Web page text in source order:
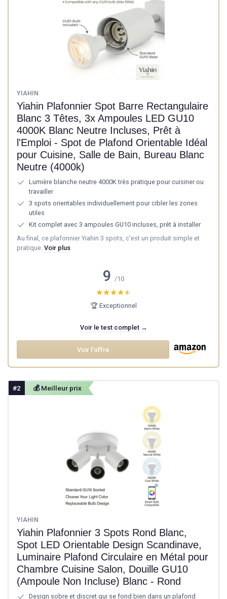
YIAHIN
Yiahin Plafonnier Spot Barre Rectangulaire
Blanc 3 Têtes, 3x Ampoules LED GU10
4000K Blanc Neutre Incluses, Prêt à
l'Emploi - Spot de Plafond Orientable Idéal
pour Cuisine, Salle de Bain, Bureau Blanc
Neutre (4000k)
Lumière blanche neutre 4000K très pratique pour cuisiner ou
travailler
3 spots orientables individuellement pour cibler les zones
utiles
Kit complet avec 3 ampoules GU10 incluses, prêt à installer
Au final, ce plafonnier Yiahin 3 spots, c’est un produit simple et
pratique. Voir plus
9 /10
★★★★★
★★★★★
🏆 Exceptionnel
Voir le test complet →
Voir l'offre
#2 💰 Meilleur prix
YIAHIN
Yiahin Plafonnier 3 Spots Rond Blanc,
Spot LED Orientable Design Scandinave,
Luminaire Plafond Circulaire en Métal pour
Chambre Cuisine Salon, Douille GU10
(Ampoule Non Incluse) Blanc - Rond
Design sobre et discret qui se fond bien dans un plafond